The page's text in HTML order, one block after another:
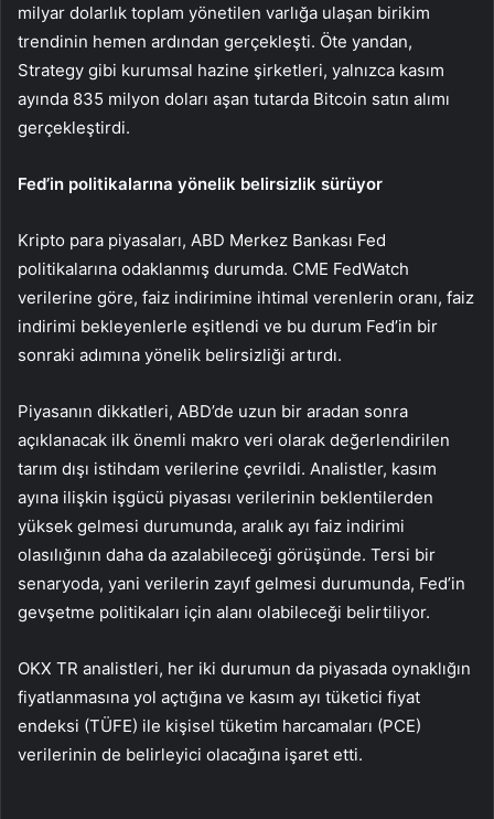
milyar dolarlık toplam yönetilen varlığa ulaşan birikim
trendinin hemen ardından gerçekleşti. Öte yandan,
Strategy gibi kurumsal hazine şirketleri, yalnızca kasım
ayında 835 milyon doları aşan tutarda Bitcoin satın alımı
gerçekleştirdi.
Fed’in politikalarına yönelik belirsizlik sürüyor
Kripto para piyasaları, ABD Merkez Bankası Fed
politikalarına odaklanmış durumda. CME FedWatch
verilerine göre, faiz indirimine ihtimal verenlerin oranı, faiz
indirimi bekleyenlerle eşitlendi ve bu durum Fed’in bir
sonraki adımına yönelik belirsizliği artırdı.
Piyasanın dikkatleri, ABD’de uzun bir aradan sonra
açıklanacak ilk önemli makro veri olarak değerlendirilen
tarım dışı istihdam verilerine çevrildi. Analistler, kasım
ayına ilişkin işgücü piyasası verilerinin beklentilerden
yüksek gelmesi durumunda, aralık ayı faiz indirimi
olasılığının daha da azalabileceği görüşünde. Tersi bir
senaryoda, yani verilerin zayıf gelmesi durumunda, Fed’in
gevşetme politikaları için alanı olabileceği belirtiliyor.
OKX TR analistleri, her iki durumun da piyasada oynaklığın
fiyatlanmasına yol açtığına ve kasım ayı tüketici fiyat
endeksi (TÜFE) ile kişisel tüketim harcamaları (PCE)
verilerinin de belirleyici olacağına işaret etti.